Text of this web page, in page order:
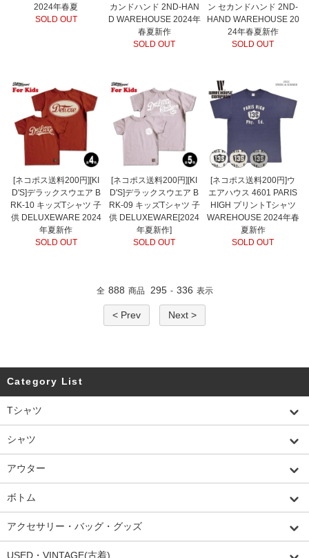
2024年春夏
SOLD OUT
カンドハンド 2ND-HAN
D WAREHOUSE 2024年
春夏新作
SOLD OUT
ン セカンドハンド 2ND-
HAND WAREHOUSE 20
24年春夏新作
SOLD OUT
[ネコポス送料200円][KI
D'S]デラックスウエア B
RK-10 キッズTシャツ 子
供 DELUXEWARE 2024
年夏新作
SOLD OUT
[ネコポス送料200円][KI
D'S]デラックスウエア B
RK-09 キッズTシャツ 子
供 DELUXEWARE[2024
年夏新作]
SOLD OUT
[ネコポス送料200円]ウ
エアハウス 4601 PARIS
HIGH プリントTシャツ
WAREHOUSE 2024年春
夏新作
SOLD OUT
全 888 商品 295 - 336 表示
< Prev Next >
Category List
Tシャツ
シャツ
アウター
ボトム
アクセサリー・バッグ・グッズ
USED・VINTAGE(古着)